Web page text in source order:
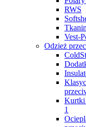
RWS
Vest-
Odzież
Kurtki
1